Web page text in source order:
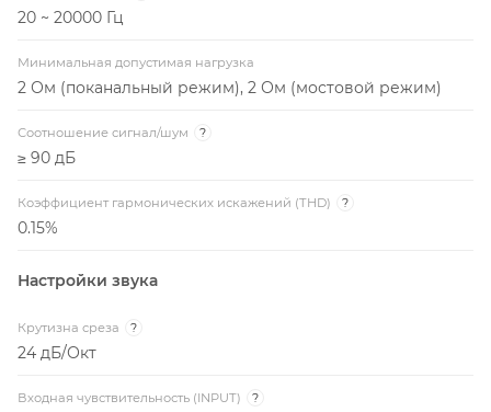
20 ~ 20000 Гц
Минимальная допустимая нагрузка
2 Ом (поканальный режим), 2 Ом (мостовой режим)
Соотношение сигнал/шум ?
≥ 90 дБ
Коэффициент гармонических искажений (THD) ?
0.15%
Настройки звука
Крутизна среза ?
24 дБ/Окт
Входная чувствительность (INPUT) ?